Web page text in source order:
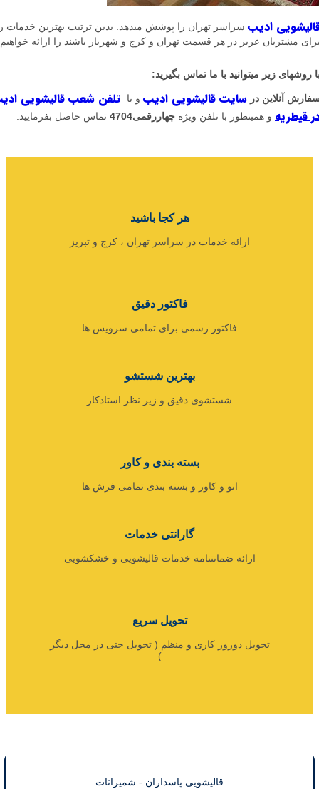
ادیبسراسر تهران را پوشش میدهد. بدین ترتیب بهترین خدمات را
مشتریان عزیز در هر قسمت تهران و کرج و شهریار باشند را ارائه خواهیم داد
زیر میتوانید با ما تماس بگیرید:
آنلاین درسایت قالیشویی ادیبو باتلفن شعب قالیشویی ادیب
و همینطور با تلفن ویژهچهاررقمی4704 تماس حاصل بفرمایید.
هر کجا باشید
ارائه خدمات در سراسر تهران ، کرج و تبریز
فاکتور دقیق
فاکتور رسمی برای تمامی سرویس ها
بهترین شستشو
شستشوی دقیق و زیر نظر استادکار
بسته بندی و کاور
اتو و کاور و بسته بندی تمامی فرش ها
گارانتی خدمات
ارائه ضمانتنامه خدمات قالیشویی و خشکشویی
تحویل سریع
تحویل دوروز کاری و منظم ( تحویل حتی در محل دیگر
قالیشویی پاسداران - شمیرانات